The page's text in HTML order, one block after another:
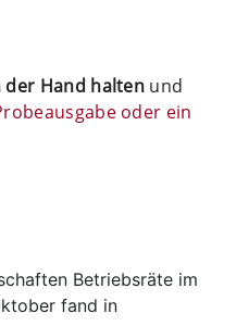
der Hand halten und
oder ein
Betriebsräte im
fand in